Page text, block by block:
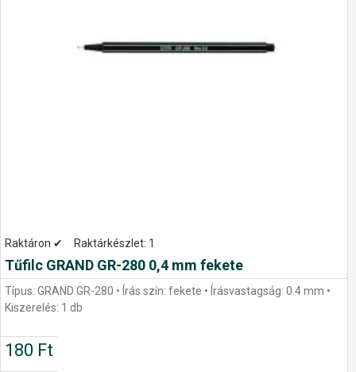
Raktáron ✔ Raktárkészlet: 1
Tűfilc GRAND GR-280 0,4 mm fekete
Típus: GRAND GR-280 • Írás szín: fekete • Írásvastagság: 0.4 mm •
Kiszerelés: 1 db
180 Ft